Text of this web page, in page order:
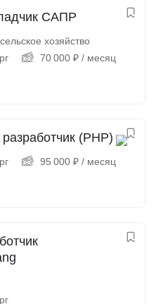
САПР
хозяйство
70 000 ₽ / месяц
(PHP)
95 000 ₽ / месяц